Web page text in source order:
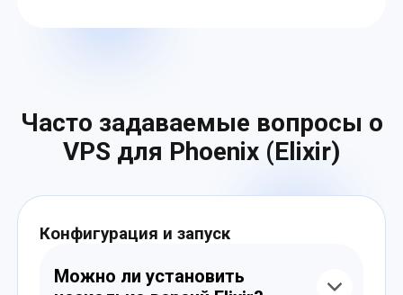
Часто задаваемые вопросы о
VPS для Phoenix (Elixir)
Конфигурация и запуск
Можно ли установить